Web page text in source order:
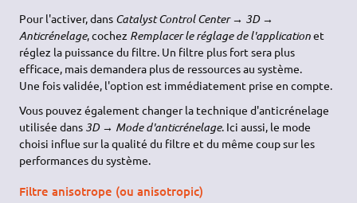
Pour l'activer, dans Catalyst Control Center → 3D →
Anticrénelage, cochez Remplacer le réglage de l'applicationet
réglez la puissance du filtre. Un filtre plus fort sera plus
efficace, mais demandera plus de ressources au système.
Une fois validée, l'option est immédiatement prise en compte.
Vous pouvez également changer la technique d'anticrénelage
utilisée dans 3D → Mode d'anticrénelage. Ici aussi, le mode
choisi influe sur la qualité du filtre et du même coup sur les
performances du système.
Filtre anisotrope (ou anisotropic)